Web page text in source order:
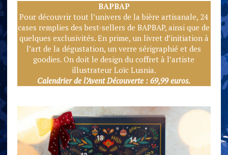
BAPBAP
Pour découvrir tout l’univers de la bière artisanale, 24
cases remplies des best-sellers de BAPBAP, ainsi que de
quelques exclusivités. En prime, un livret d’initiation à
l’art de la dégustation, un verre sérigraphié et des
goodies. On doit le design du coffret à l’artiste
illustrateur Loïc Lusnia.
Calendrier de l’Avent Découverte : 69,99 euros.